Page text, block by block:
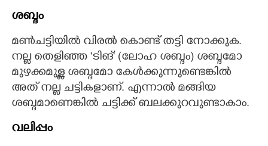
ശബ്ദം
മൺചട്ടിയിൽ വിരൽ കൊണ്ട് തട്ടി നോക്കുക.
നല്ല തെളിഞ്ഞ 'ടിങ്' (ലോഹ ശബ്ദം) ശബ്ദമോ
മുഴക്കമുള്ള ശബ്ദമോ കേൾക്കുന്നുണ്ടെങ്കിൽ
അത് നല്ല ചട്ടികളാണ്. എന്നാൽ മങ്ങിയ
ശബ്ദമാണെങ്കിൽ ചട്ടിക്ക് ബലക്കുറവുണ്ടാകാം.
വലിപ്പം